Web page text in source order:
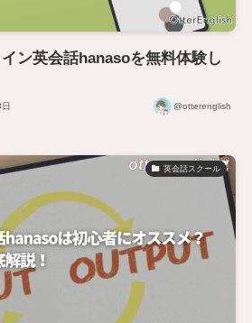
ン英会話hanasoを無料体験し
@otterenglish
英会話スクール